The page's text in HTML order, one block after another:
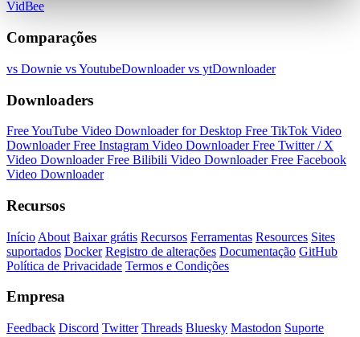
VidBee
Comparações
vs Downie vs YoutubeDownloadervs ytDownloader
Downloaders
Free YouTube Video Downloader for Desktop Free TikTok Video
DownloaderFree Instagram Video DownloaderFree Twitter / X
Video DownloaderFree Bilibili Video DownloaderFree Facebook
Video Downloader
Recursos
Início About Baixar grátis Recursos Ferramentas Resources Sites
suportados Docker Registro de alterações Documentação GitHub
Política de Privacidade Termos e Condições
Empresa
Feedback Discord Twitter Threads Bluesky Mastodon Suporte